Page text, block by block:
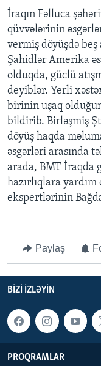
Search
VIDEOLAR
MEDIA AZADLIĞI
BAŞ MƏQALƏ
LEARNING ENGLISH
BIZI IZLƏYIN
Dillər
İraqın Fəlluca
qüvvələrinin
vermiş döyüşdə
Şahidlər Amerika
olduqda, güclü
deyiblər. Yerli
birinin uşaq
bildirib. Birləşmiş
döyüş haqda
əsgərləri arasında
arada, BMT İraqda
hazırlıqlara
ekspertlərinin
Paylaş
BIZI IZLƏYIN
PROQRAMLAR